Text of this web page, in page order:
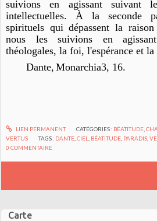
Carte
suivions en agissant suivant
intellectuelles. À la seconde
spirituels qui dépassent la
nous les suivions en
théologales, la foi, l'espérance et la
Dante, Monarchia3, 16.
LIEN PERMANENT CATÉGORIES : BÉATITUDE,
VERTUS
TAGS : DANTE ,CIEL BÉATITUDE PARADIS ,
0 COMMENTAIRE